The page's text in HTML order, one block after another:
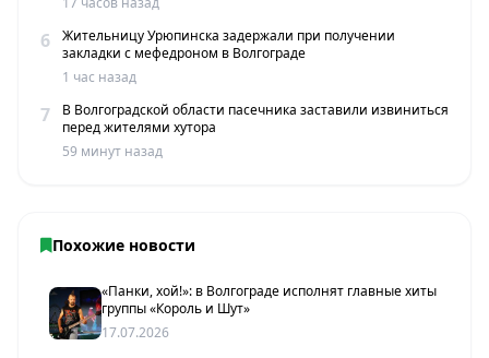
6
Жительницу Урюпинска задержали при получении
закладки с мефедроном в Волгограде
1 час назад
7
В Волгоградской области пасечника заставили извиниться
перед жителями хутора
59 минут назад
Похожие новости
«Панки, хой!»: в Волгограде исполнят главные хиты
группы «Король и Шут»
17.07.2026